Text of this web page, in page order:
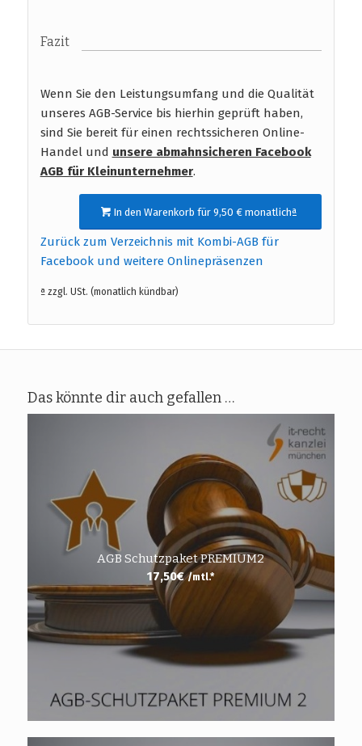
Fazit
Wenn Sie den Leistungsumfang und die Qualität
unseres AGB-Service bis hierhin geprüft haben,
sind Sie bereit für einen rechtssicheren Online-
Handel und unsere abmahnsicheren Facebook
AGB für Kleinunternehmer.
In den Warenkorb für 9,50 € monatlichª
Zurück zum Verzeichnis mit Kombi-AGB für
Facebook und weitere Onlinepräsenzen
ª zzgl. USt. (monatlich kündbar)
Das könnte dir auch gefallen …
AGB Schutzpaket PREMIUM2
17,50€ /mtl.*